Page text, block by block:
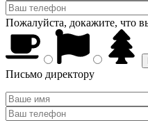
Пожалуйста, докажите, что
Письмо директору